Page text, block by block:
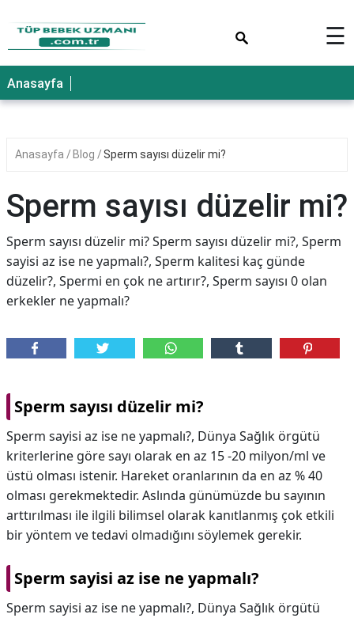
☰
Anasayfa
Anasayfa Blog Sperm sayısı düzelir mi?
Sperm sayısı düzelir mi?
Sperm sayısı düzelir mi? Sperm sayısı düzelir mi?, Sperm
sayisi az ise ne yapmalı?, Sperm kalitesi kaç günde
düzelir?, Spermi en çok ne artırır?, Sperm sayısı 0 olan
erkekler ne yapmalı?
Sperm sayısı düzelir mi?
Sperm sayisi az ise ne yapmalı?, Dünya Sağlık örgütü
kriterlerine göre sayı olarak en az 15 -20 milyon/ml ve
üstü olması istenir. Hareket oranlarının da en az % 40
olması gerekmektedir. Aslında günümüzde bu sayının
arttırılması ile ilgili bilimsel olarak kanıtlanmış çok etkili
bir yöntem ve tedavi olmadığını söylemek gerekir.
Sperm sayisi az ise ne yapmalı?
Sperm sayisi az ise ne yapmalı?, Dünya Sağlık örgütü